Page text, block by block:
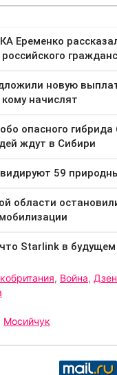
, Война, Дзен
Мосийчук